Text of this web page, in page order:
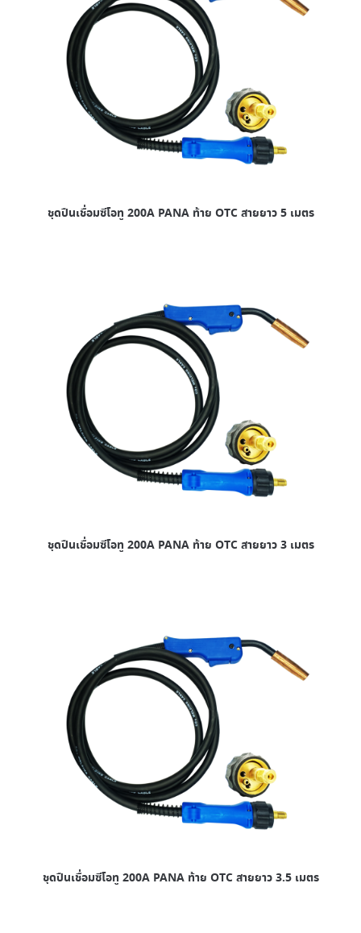
ชุดปืนเชื่อมซีโอทู 200A PANA ท้าย OTC สายยาว 5 เมตร
ชุดปืนเชื่อมซีโอทู 200A PANA ท้าย OTC สายยาว 3 เมตร
ชุดปืนเชื่อมซีโอทู 200A PANA ท้าย OTC สายยาว 3.5 เมตร